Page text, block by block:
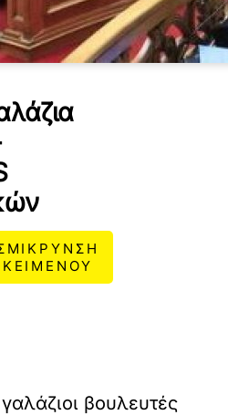
ΚΕΙΜΕΝΟΥ
βουλευτές